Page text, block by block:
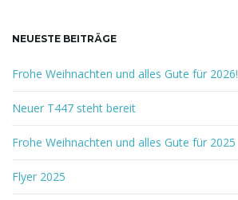
NEUESTE BEITRÄGE
Frohe Weihnachten und alles Gute für 2026!
Neuer T447 steht bereit
Frohe Weihnachten und alles Gute für 2025
Flyer 2025